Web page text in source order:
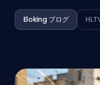
Eloking ブログ